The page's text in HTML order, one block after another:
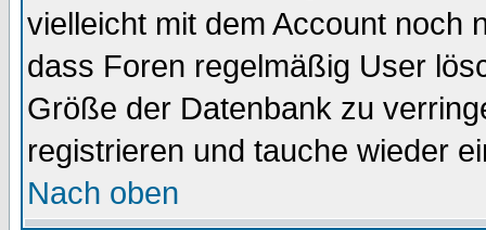
vielleicht mit dem Account noch
dass Foren regelmäßig User
Größe der Datenbank zu
registrieren und tauche wieder
Nach oben